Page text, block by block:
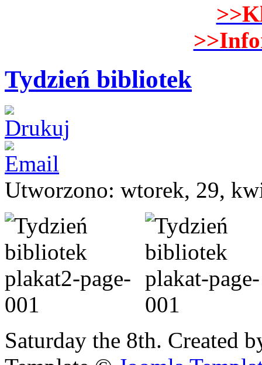
Tydzień bibliotek
Utworzono: wtorek, 29,
Saturday the 8th. Created